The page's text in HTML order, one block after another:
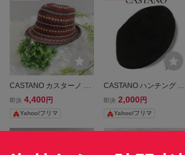
CASTANO カスターノ ハ
ット オルテガ ウール キ
即決 4,400 円
Yahoo!フリマ
CASTANO ハンチング 58
cm 黒
即決 2,000 円
Yahoo!フリマ